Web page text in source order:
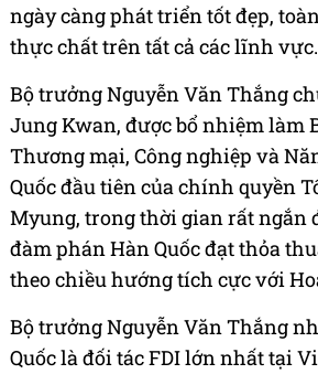
ngày càng phát triển tốt đẹp,
thực chất trên tất cả các lĩnh vực.
Bộ trưởng Nguyễn Văn Thắng
Jung Kwan, được bổ nhiệm làm
Thương mại, Công nghiệp và
Quốc đầu tiên của chính quyền
Myung, trong thời gian rất ngắn
đàm phán Hàn Quốc đạt thỏa
theo chiều hướng tích cực với
Bộ trưởng Nguyễn Văn Thắng
Quốc là đối tác FDI lớn nhất tại